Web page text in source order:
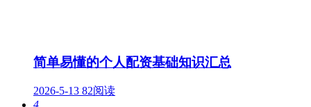
简单易懂的个人配资基础知识汇总
2026-5-13 82阅读